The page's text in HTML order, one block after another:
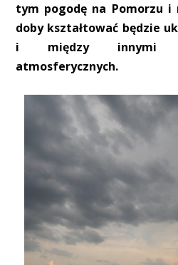
tym pogodę na Pomorzu
doby kształtować będzie
i między innymi
atmosferycznych.